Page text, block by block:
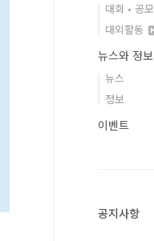
대회 • 공
대외활동
뉴스와 정보
뉴스
정보
이벤트
공지사항